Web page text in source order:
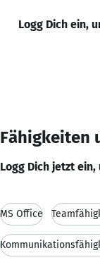
Logg Dich ein,
Fähigkeiten
Logg Dich jetzt
MS Office